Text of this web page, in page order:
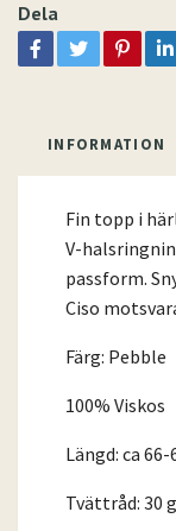
Dela
INFORMATION
Fin topp i
V-
passform.
Ciso
Färg: Pebble
100% Viskos
Längd: ca 66-
Tvättråd: 30